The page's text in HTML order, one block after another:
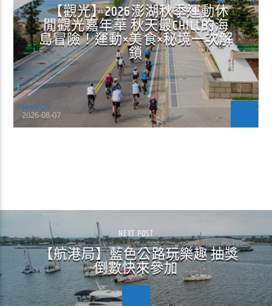
【觀光】2026澎湖秋季運動休
閒觀光嘉年華 秋天最CHILL的海
島冒險！運動×美食×秘境一次解
鎖
Jean-CS
2026-08-07
NEXT POST
【航港局】藍色公路玩樂趣 抽獎
倒數快來參加